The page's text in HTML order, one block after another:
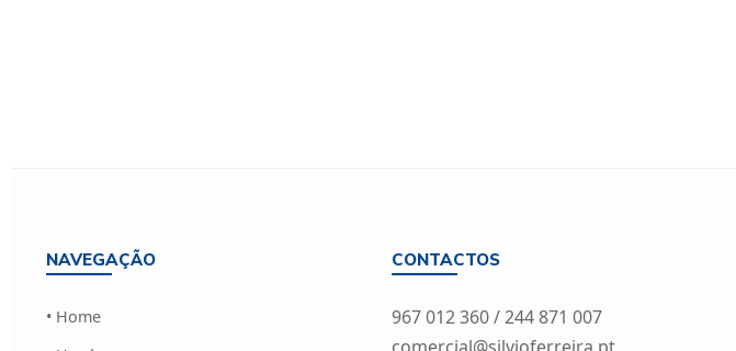
NAVEGAÇÃO
• Home
CONTACTOS
967 012 360 / 244 871 007